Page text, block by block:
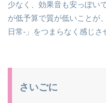
少なく、効果音も安っぽい
が低予算で質が低いことが
日常-」をつまらなく感じさ
さいごに